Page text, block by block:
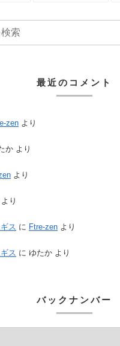
最近のコメント
zen より
か より
より
より
ス に Ftre-zen より
ス に ゆたか より
バックナンバー